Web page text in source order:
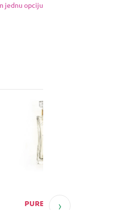
jednu opciju
PURE No. 70
›